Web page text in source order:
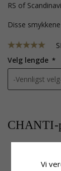
RS of
Disse
Velg lengde
CHANTI-
Vi